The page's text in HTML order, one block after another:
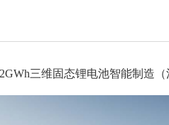
三维固态锂电池智能制造（